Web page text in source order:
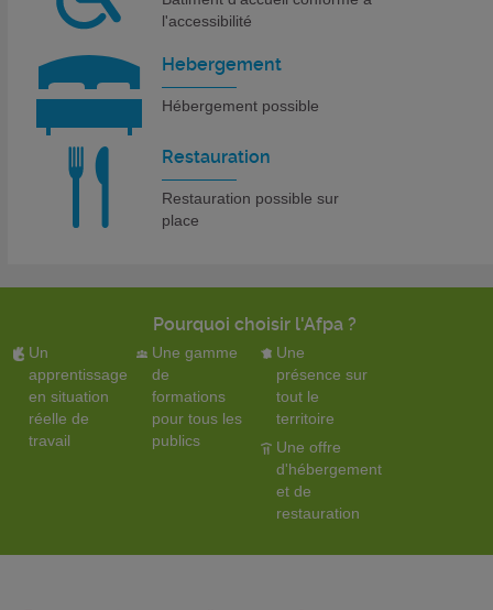
l'accessibilité
Hebergement
Hébergement possible
Restauration
Restauration possible sur
place
Pourquoi choisir l'Afpa ?
Un
apprentissage
en situation
réelle de
travail
Une gamme
de
formations
pour tous les
publics
Une
présence sur
tout le
territoire
Une offre
d'hébergement
et de
restauration